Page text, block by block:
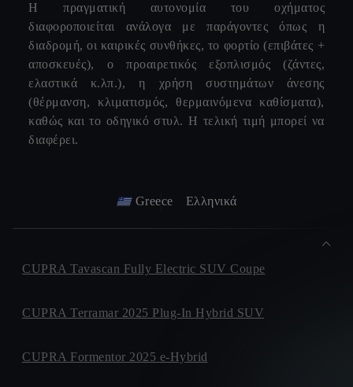
Η πραγματική αυτονομία του οχήματος
διαφοροποιείται ανάλογα με παράγοντες όπως η
διαδρομή, οι καιρικές συνθήκες, το φορτίο (επιβάτες +
αποσκευές), ο προαιρετικός εξοπλισμός (ζάντες,
ελαστικά κ.λπ.), η χρήση συστημάτων άνεσης
(θέρμανση, κλιματισμός, θερμαινόμενα καθίσματα),
καθώς και το οδηγικό στυλ. Η τελική τιμή μπορεί να
διαφέρει.
Greece Ελληνικά
CUPRA Tavascan Fully Electric SUV Coupe
CUPRA Terramar 2025 Plug-In Hybrid SUV
CUPRA Formentor 2025 e-Hybrid